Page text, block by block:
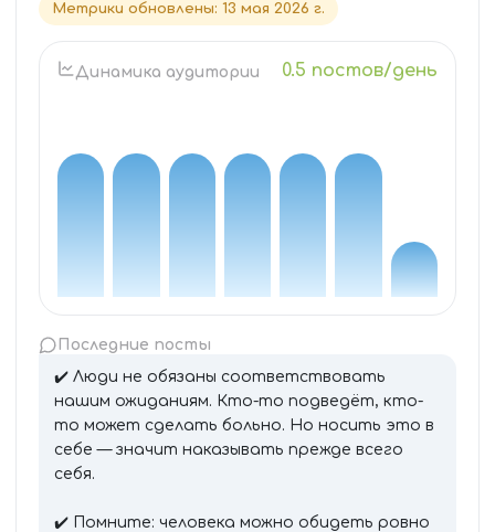
Метрики обновлены: 13 мая 2026 г.
Динамика аудитории 0.5 постов/день
Последние посты
✔️ Люди не обязаны соответствовать
нашим ожиданиям. Кто-то подведёт, кто-
то может сделать больно. Но носить это в
себе — значит наказывать прежде всего
себя.
✔️ Помните: человека можно обидеть ровно